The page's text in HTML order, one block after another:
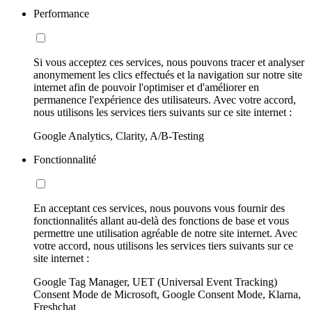
Performance
Si vous acceptez ces services, nous pouvons tracer et analyser
anonymement les clics effectués et la navigation sur notre site
internet afin de pouvoir l'optimiser et d'améliorer en
permanence l'expérience des utilisateurs. Avec votre accord,
nous utilisons les services tiers suivants sur ce site internet :
Google Analytics, Clarity, A/B-Testing
Fonctionnalité
En acceptant ces services, nous pouvons vous fournir des
fonctionnalités allant au-delà des fonctions de base et vous
permettre une utilisation agréable de notre site internet. Avec
votre accord, nous utilisons les services tiers suivants sur ce
site internet :
Google Tag Manager, UET (Universal Event Tracking)
Consent Mode de Microsoft, Google Consent Mode, Klarna,
Freshchat